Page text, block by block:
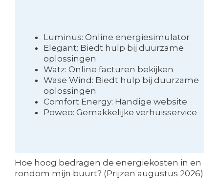
Luminus: Online energiesimulator
Elegant: Biedt hulp bij duurzame
oplossingen
Watz: Online facturen bekijken
Wase Wind: Biedt hulp bij duurzame
oplossingen
Comfort Energy: Handige website
Poweo: Gemakkelijke verhuisservice
Hoe hoog bedragen de energiekosten in en
rondom mijn buurt? (Prijzen augustus 2026)